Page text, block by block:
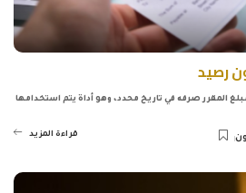
رصيد
المقرر صرفه في تاريخ محدد، وهو أداة يتم استخدامها
قراءة المزيد